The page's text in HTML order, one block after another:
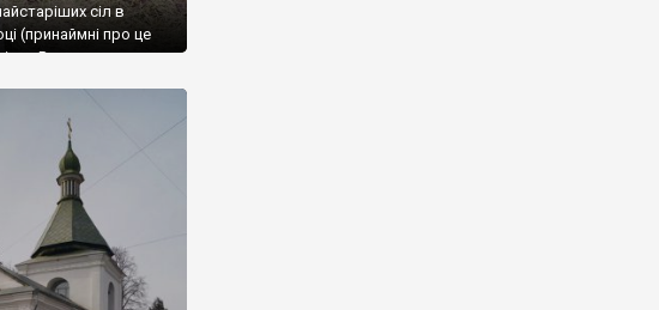
сіл в
(принаймні про це
Ворониця.
зовсім […]